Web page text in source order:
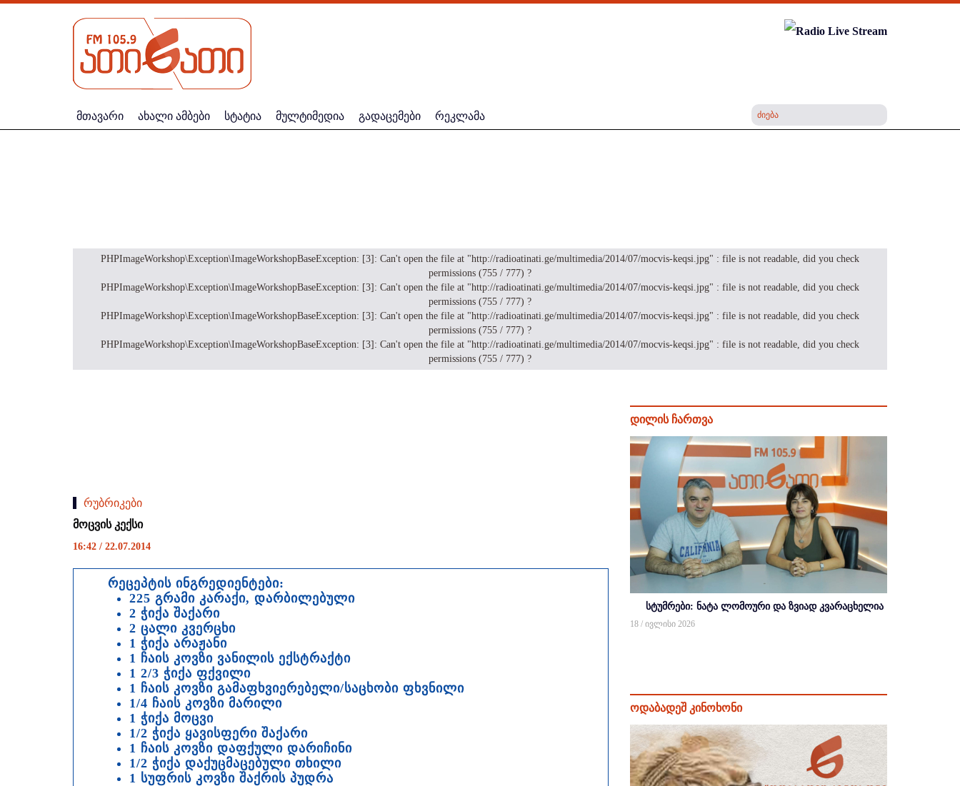
მთავარი ახალი ამბები სტატია მულტიმედია გადაცემები რეკლამა
PHPImageWorkshop\Exception\ImageWorkshopBaseException: [3]: Can't open the file at "http://radioatinati.ge/multimedia/2014/07/mocvis-keqsi.jpg" : file is not readable, did you check
permissions (755 / 777) ?
PHPImageWorkshop\Exception\ImageWorkshopBaseException: [3]: Can't open the file at "http://radioatinati.ge/multimedia/2014/07/mocvis-keqsi.jpg" : file is not readable, did you check
permissions (755 / 777) ?
PHPImageWorkshop\Exception\ImageWorkshopBaseException: [3]: Can't open the file at "http://radioatinati.ge/multimedia/2014/07/mocvis-keqsi.jpg" : file is not readable, did you check
permissions (755 / 777) ?
PHPImageWorkshop\Exception\ImageWorkshopBaseException: [3]: Can't open the file at "http://radioatinati.ge/multimedia/2014/07/mocvis-keqsi.jpg" : file is not readable, did you check
permissions (755 / 777) ?
რუბრიკები
მოცვის კექსი
16:42 / 22.07.2014
რეცეპტის ინგრედიენტები:
225 გრამი კარაქი, დარბილებული
2 ჭიქა შაქარი
2 ცალი კვერცხი
1 ჭიქა არაჟანი
1 ჩაის კოვზი ვანილის ექსტრაქტი
1 2/3 ჭიქა ფქვილი
1 ჩაის კოვზი გამაფხვიერებელი/საცხობი ფხვნილი
1/4 ჩაის კოვზი მარილი
1 ჭიქა მოცვი
1/2 ჭიქა ყავისფერი შაქარი
1 ჩაის კოვზი დაფქული დარიჩინი
1/2 ჭიქა დაქუცმაცებული თხილი
1 სუფრის კოვზი შაქრის პუდრა
დილის ჩართვა
სტუმრები: ნატა ლომოური და ზვიად კვარაცხელია
18 / ივლისი 2026
ოდაბადეშ კინოხონი